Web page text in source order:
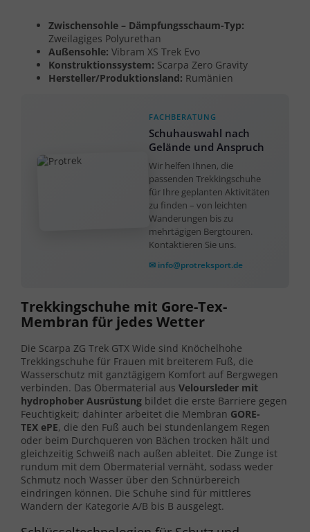
Zwischensohle – Dämpfungsschaum-Typ:
Zweilagiges Polyurethan
Außensohle: Vibram XS Trek Evo
Konstruktionssystem: Scarpa Zero Gravity
Hersteller/Produktionsland: Rumänien
FACHBERATUNG
Schuhauswahl nach
Gelände und Anspruch
Wir helfen Ihnen, die
passenden Trekkingschuhe
für Ihre geplanten Aktivitäten
zu finden – von leichten
Wanderungen bis zu
mehrtägigen Bergtouren.
Kontaktieren Sie uns.
✉ info@protreksport.de
Trekkingschuhe mit Gore-Tex-
Membran für jedes Wetter
Die Scarpa ZG Trek GTX Wide sind Knöchelhohe
Trekkingschuhe für Frauen mit breiterem Fuß, die
Wasserschutz mit ganztägigem Komfort auf Bergwegen
verbinden. Das Obermaterial aus Veloursleder mit
hydrophober Ausrüstung bildet die erste Barriere gegen
Feuchtigkeit; dahinter arbeitet die Membran GORE-
TEX ePE, die den Fuß auch bei stundenlangem Regen
oder beim Durchqueren von Bächen trocken hält und
gleichzeitig Schweiß nach außen ableitet. Die Zunge ist
rundum mit dem Obermaterial vernäht, sodass weder
Schmutz noch Wasser über den Schnürbereich
eindringen können. Die Schuhe sind für mittleres
Wandern der Kategorie A/B bis B ausgelegt.